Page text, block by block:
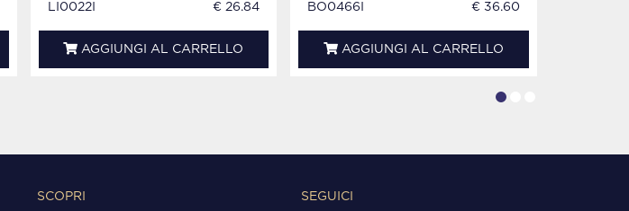
LI0022I € 26.84
AGGIUNGI AL CARRELLO
BO0466I € 36.60
AGGIUNGI AL CARRELLO
SCOPRI SEGUICI